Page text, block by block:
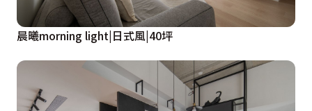
晨曦morning light|日式風|40坪